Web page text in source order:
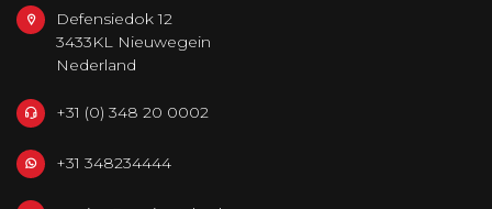
Defensiedok 12
3433KL Nieuwegein
Nederland
+31 (0) 348 20 0002
+31 348234444